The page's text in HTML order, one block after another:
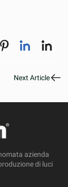
Next Article
azienda
di luci